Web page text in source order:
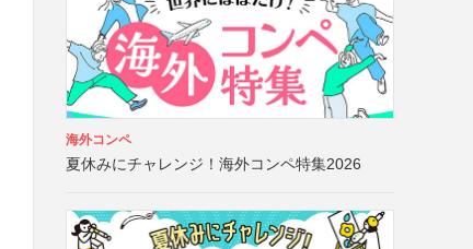
海外コンペ
夏休みにチャレンジ！海外コンペ特集2026